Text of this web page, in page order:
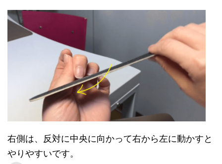
右側は、反対に中央に向かって右から左に動かすと
やりやすいです。